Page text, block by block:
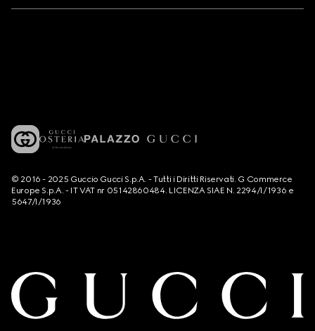
© 2016 - 2025 Guccio Gucci S.p.A. - Tutti i Diritti Riservati. G Commerce
Europe S.p.A. - IT VAT nr 05142860484. LICENZA SIAE N. 2294/I/1936 e
5647/I/1936